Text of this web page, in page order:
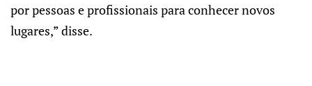
por pessoas e profissionais para conhecer novos
lugares,” disse.